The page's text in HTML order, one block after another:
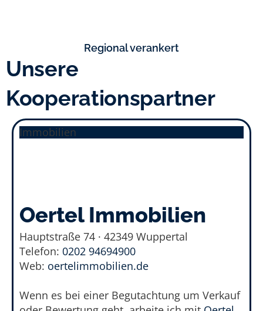
Regional verankert
Unsere
Kooperationspartner
Immobilien
Oertel Immobilien​
Hauptstraße 74 · 42349 Wuppertal
Telefon: 0202 94694900
Web: oertelimmobilien.de
Wenn es bei einer Begutachtung um Verkauf